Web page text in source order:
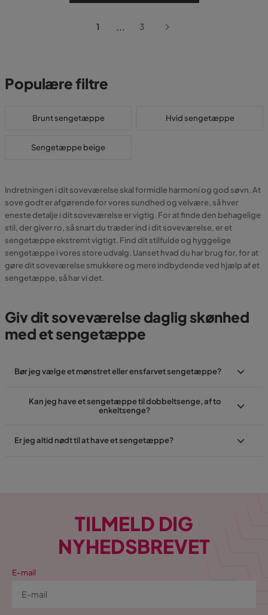
1 ... 3
Populære filtre
Brunt sengetæppe Hvid sengetæppe
Sengetæppe beige
Indretningen i dit soveværelse skal formidle harmoni og god søvn. At
sove godt er afgørende for vores sundhed og velvære, så hver
eneste detalje i dit soveværelse er vigtig. For at finde den behagelige
stil, der giver ro, så snart du træder ind i dit soveværelse, er et
sengetæppe ekstremt vigtigt. Find dit stilfulde og hyggelige
sengetæppe i vores store udvalg. Uanset hvad du har brug for, for at
gøre dit soveværelse smukkere og mere indbydende ved hjælp af et
sengetæppe, så har vi det.
Giv dit soveværelse daglig skønhed
med et sengetæppe
Bør jeg vælge et mønstret eller ensfarvet sengetæppe?
Kan jeg have et sengetæppe til dobbeltsenge, af to
enkeltsenge?
Er jeg altid nødt til at have et sengetæppe?
TILMELD DIG
NYHEDSBREVET
E-mail